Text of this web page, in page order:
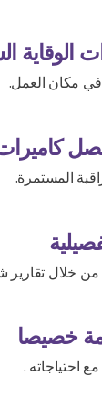
الوقاية
في مكان العمل.
كاميرات
المستمرة.
خلال تقارير
خصيصا
احتياجاته .